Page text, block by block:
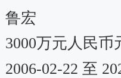
鲁宏
3000万元人民币
2006-02-22 至